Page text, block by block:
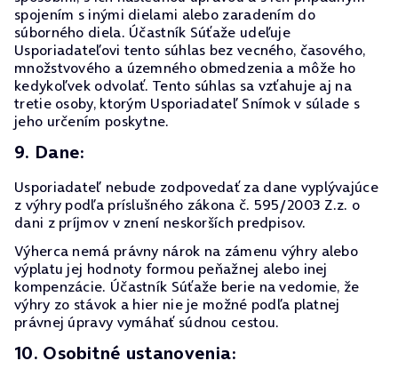
spojením s inými dielami alebo zaradením do
súborného diela. Účastník Súťaže udeľuje
Usporiadateľovi tento súhlas bez vecného, časového,
množstvového a územného obmedzenia a môže ho
kedykoľvek odvolať. Tento súhlas sa vzťahuje aj na
tretie osoby, ktorým Usporiadateľ Snímok v súlade s
jeho určením poskytne.
9. Dane:
Usporiadateľ nebude zodpovedať za dane vyplývajúce
z výhry podľa príslušného zákona č. 595/2003 Z.z. o
dani z príjmov v znení neskorších predpisov.
Výherca nemá právny nárok na zámenu výhry alebo
výplatu jej hodnoty formou peňažnej alebo inej
kompenzácie. Účastník Súťaže berie na vedomie, že
výhry zo stávok a hier nie je možné podľa platnej
právnej úpravy vymáhať súdnou cestou.
10. Osobitné ustanovenia: